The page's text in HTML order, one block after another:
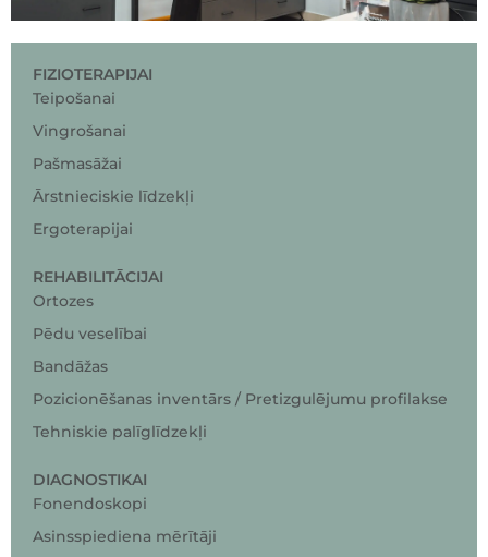
FIZIOTERAPIJAI
Teipošanai
Vingrošanai
Pašmasāžai
Ārstnieciskie līdzekļi
Ergoterapijai
REHABILITĀCIJAI
Ortozes
Pēdu veselībai
Bandāžas
Pozicionēšanas inventārs / Pretizgulējumu profilakse
Tehniskie palīglīdzekļi
DIAGNOSTIKAI
Fonendoskopi
Asinsspiediena mērītāji